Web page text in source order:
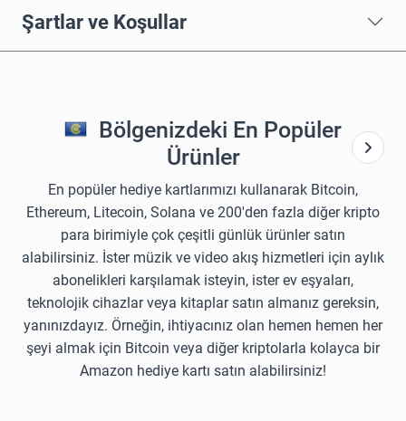
Şartlar ve Koşullar
Bölgenizdeki En Popüler
Ürünler
En popüler hediye kartlarımızı kullanarak Bitcoin,
Ethereum, Litecoin, Solana ve 200'den fazla diğer kripto
para birimiyle çok çeşitli günlük ürünler satın
alabilirsiniz. İster müzik ve video akış hizmetleri için aylık
abonelikleri karşılamak isteyin, ister ev eşyaları,
teknolojik cihazlar veya kitaplar satın almanız gereksin,
yanınızdayız. Örneğin, ihtiyacınız olan hemen hemen her
şeyi almak için Bitcoin veya diğer kriptolarla kolayca bir
Amazon hediye kartı satın alabilirsiniz!